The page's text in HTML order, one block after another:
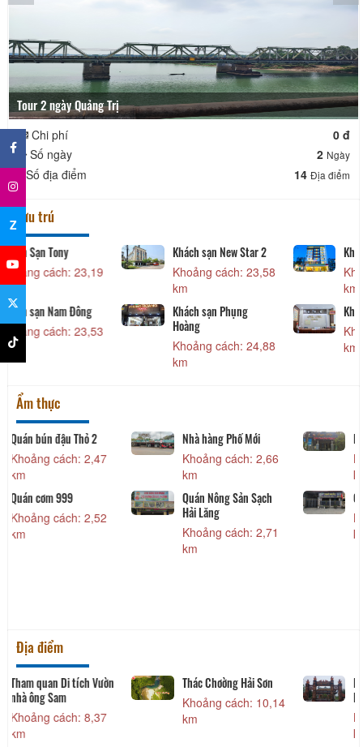
Tour 2 ngày Quảng Trị
Chi phí
0 đ
Số ngày
2 Ngày
Số địa điểm 14 Địa điểm
Lưu trú
Khách sạn New Star 2
Khoảng cách: 23,58
Khách sạn Golden
Khoảng cách: 24,56
Khách sạn Phụng
Hoàng
Khoảng cách: 24,88
Khách sạn Như Mai
Khoảng cách: 24,90
km
Ẩm thực
Nhà hàng Phố Mới
Khoảng cách: 2,66
Nhà hàng Duyên Mến
Khoảng cách: 2,70
Quán Nông Sản Sạch
Hải Lăng
Quán phở Hiếu
Khoảng cách: 2,73
km
Địa điểm
Thác Chơờng Hải Sơn
Khoảng cách: 10,14
km
Khu di tích lịch sử
Nghĩa Trủng Đàn
×
Z